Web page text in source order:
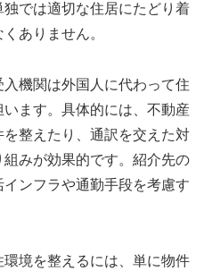
では適切な住居にたどり着
ありません。
機関は外国人に代わって住
ます。具体的には、不動産
整えたり、通訳を交えた対
みが効果的です。紹介先の
ンフラや通勤手段を考慮す
境を整えるには、単に物件